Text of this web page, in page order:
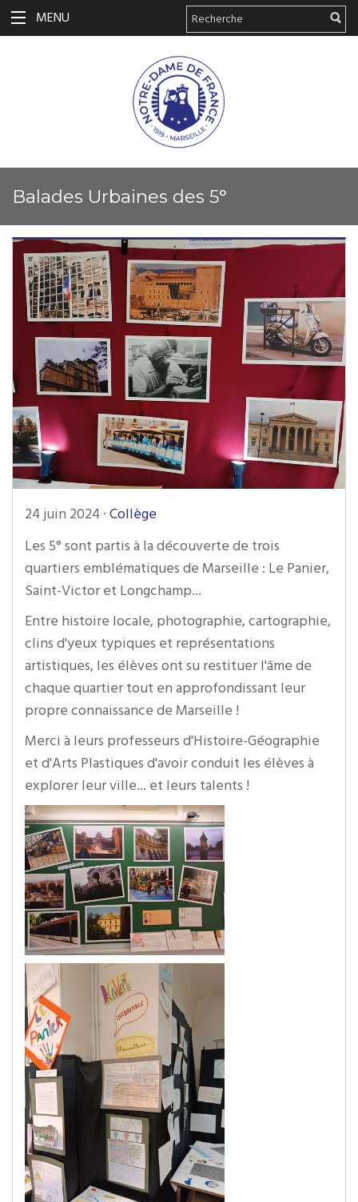
MENU
Balades Urbaines des 5°
24 juin 2024 · Collège
Les 5° sont partis à la découverte de trois
quartiers emblématiques de Marseille : Le Panier,
Saint-Victor et Longchamp...
Entre histoire locale, photographie, cartographie,
clins d'yeux typiques et représentations
artistiques, les élèves ont su restituer l'âme de
chaque quartier tout en approfondissant leur
propre connaissance de Marseille !
Merci à leurs professeurs d'Histoire-Géographie
et d'Arts Plastiques d'avoir conduit les élèves à
explorer leur ville... et leurs talents !